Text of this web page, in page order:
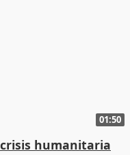
01:50
humanitaria